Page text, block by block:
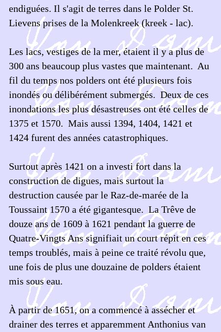
endiguées. Il s'agit de terres dans le Polder St.
Lievens prises de la Molenkreek (kreek - lac).
Les lacs, vestiges de la mer, étaient il y a plus de
300 ans beaucoup plus vastes que maintenant. Au
fil du temps nos polders ont été plusieurs fois
inondés ou délibérément submergés. Deux de ces
inondations les plus désastreuses ont été celles de
1375 et 1570. Mais aussi 1394, 1404, 1421 et
1424 furent des années catastrophiques.
Surtout après 1421 on a investi fort dans la
construction de digues, mais surtout la
destruction causée par le Raz-de-marée de la
Toussaint 1570 a été gigantesque. La Trêve de
douze ans de 1609 à 1621 pendant la guerre de
Quatre-Vingts Ans signifiait un court répit en ces
temps troublés, mais à peine ce traité révolu que,
une fois de plus une douzaine de polders étaient
mis sous eau.
À partir de 1651, on a commencé à assécher et
drainer des terres et apparemment Anthonius van